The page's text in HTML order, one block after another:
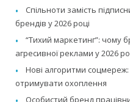
Спільноти замість
брендів у 2026 році
“Тихий маркетинг”: чому
агресивної реклами у 2026
Нові алгоритми соцмереж:
отримувати охоплення